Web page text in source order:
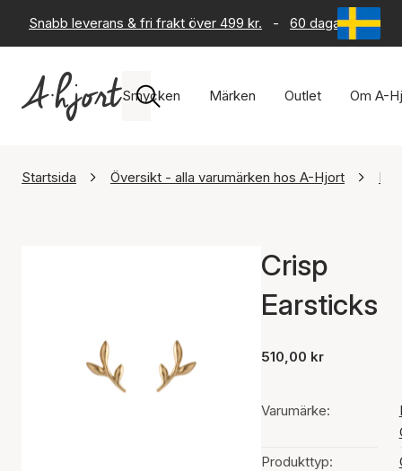
Snabb leverans & fri frakt över 499 kr. - 60 dagars
Smycken Märken Outlet Om A-
Startsida Översikt - alla varumärken hos A-Hjort
Crisp
Earsticks
510,00 kr
Varumärke:
Produkttyp: